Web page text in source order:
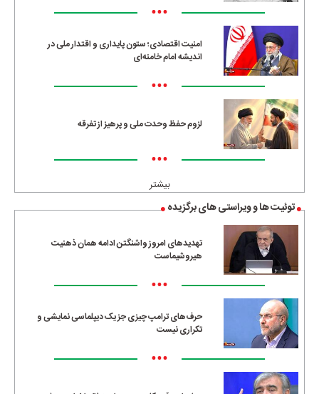
•••
امنیت اقتصادی؛ ستون پایداری و اقتدار ملی در
اندیشه امام خامنه‌ای
•••
لزوم حفظ وحدت ملی و پرهیز از تفرقه
•••
بیشتر
توئیت ها و ویراستی های برگزیده
تهدیدهای امروز واشنگتن ادامه همان ذهنیت
هیروشیماست
•••
حرف‌های ترامپ چیزی جز یک دیپلماسی نمایشی و
تکراری نیست
•••